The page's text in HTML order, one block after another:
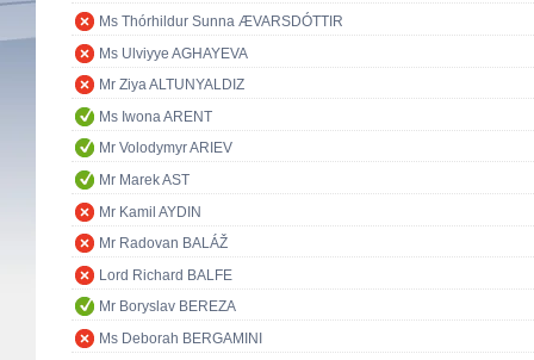
Ms Thórhildur Sunna ÆVARSDÓTTIR
Ms Ulviyye AGHAYEVA
Mr Ziya ALTUNYALDIZ
Ms Iwona ARENT
Mr Volodymyr ARIEV
Mr Marek AST
Mr Kamil AYDIN
Mr Radovan BALÁŽ
Lord Richard BALFE
Mr Boryslav BEREZA
Ms Deborah BERGAMINI